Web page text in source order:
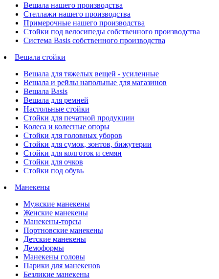
Вешала нашего производства
Стеллажи нашего производства
Примерочные нашего производства
Стойки под велосипеды собственного производства
Система Basis собственного производства
Вешала стойки
Вешала для тяжелых вещей - усиленные
Вешала и рейлы напольные для магазинов
Вешала Basis
Вешала для ремней
Настольные стойки
Стойки для печатной продукции
Колеса и колесные опоры
Стойки для головных уборов
Стойки для сумок, зонтов, бижутерии
Стойки для колготок и семян
Стойки для очков
Стойки под обувь
Манекены
Мужские манекены
Женские манекены
Манекены-торсы
Портновские манекены
Детские манекены
Демоформы
Манекены головы
Парики для манекенов
Безликие манекены